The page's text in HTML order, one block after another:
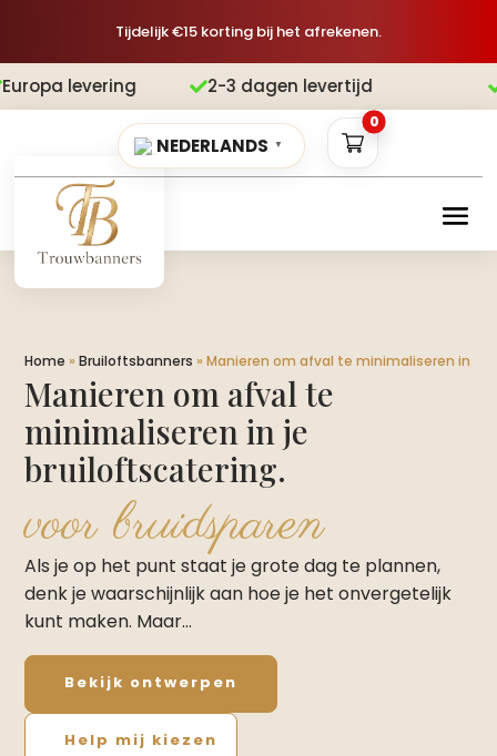
Tijdelijk €15 korting bij het afrekenen.
2-3 dagen levertijd Gratis
NEDERLANDS ▼
0
Home »Bruiloftsbanners »Manieren om afval te minimaliseren in je
Manieren om afval te
minimaliseren in je
bruiloftscatering.​
voor bruidsparen
Als je op het punt staat je grote dag te plannen,
denk je waarschijnlijk aan hoe je het onvergetelijk
kunt maken. Maar…
Bekijk ontwerpen
Help mij kiezen